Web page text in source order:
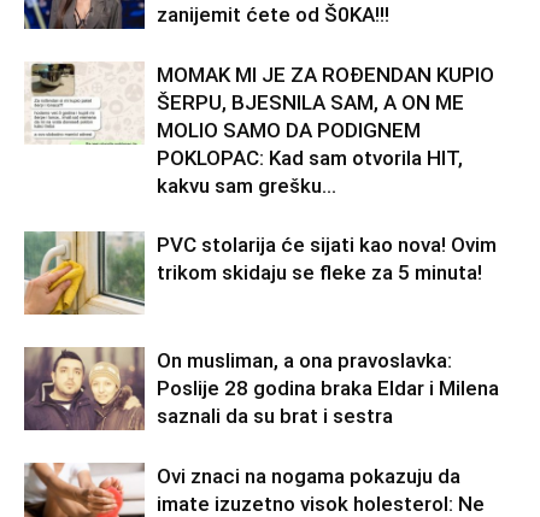
zanijemit ćete od Š0KA!!!
MOMAK MI JE ZA ROĐENDAN KUPIO
ŠERPU, BJESNILA SAM, A ON ME
MOLIO SAMO DA PODIGNEM
POKLOPAC: Kad sam otvorila HIT,
kakvu sam grešku...
PVC stolarija će sijati kao nova! Ovim
trikom skidaju se fleke za 5 minuta!
On musliman, a ona pravoslavka:
Poslije 28 godina braka Eldar i Milena
saznali da su brat i sestra
Ovi znaci na nogama pokazuju da
imate izuzetno visok holesterol: Ne